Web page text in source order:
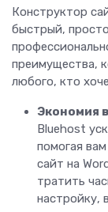
Конструктор
быстрый,
преимущества,
любого, кто
Экономия
Bluehost
помогая
сайт на
тратить
настройку,